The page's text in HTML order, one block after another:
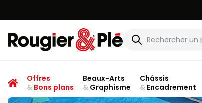
Rougier & Plé
Offres
&Bons plans
Beaux-Arts
&Graphisme
Châssis
&Encadrement